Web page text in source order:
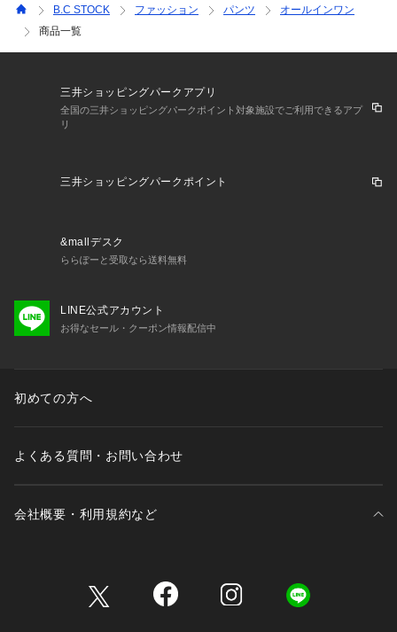
B.C STOCK ファッション パンツ
オールインワン
商品一覧
三井ショッピングパークアプリ
全国の三井ショッピングパークポイント対象施設でご利用できるアプ
リ
三井ショッピングパークポイント
&mallデスク
ららぽーと受取なら送料無料
LINE公式アカウント
お得なセール・クーポン情報配信中
初めての方へ
よくある質問・お問い合わせ
会社概要・利用規約など